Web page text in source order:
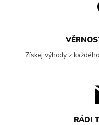
Získej výhody z
RÁDI